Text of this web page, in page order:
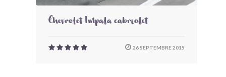
Chevrolet Impala cabriolet
26 SEPTEMBRE 2015